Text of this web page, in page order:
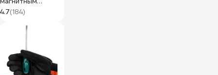
наконечником GS
PH2100
4.7(184)